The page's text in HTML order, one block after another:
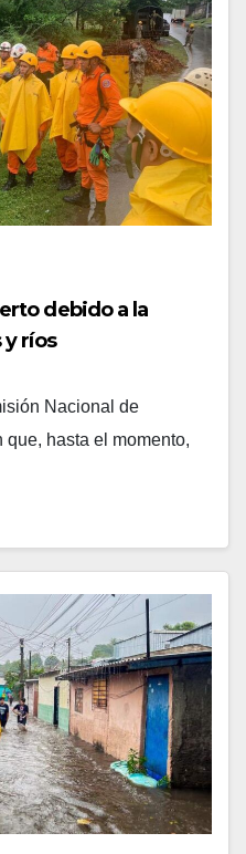
debido a la
ríos
Nacional de
hasta el momento,